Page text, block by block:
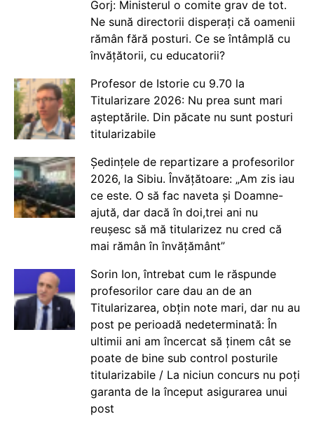
Gorj: Ministerul o comite grav de tot.
Ne sună directorii disperați că oamenii
rămân fără posturi. Ce se întâmplă cu
învățătorii, cu educatorii?
Profesor de Istorie cu 9.70 la
Titularizare 2026: Nu prea sunt mari
așteptările. Din păcate nu sunt posturi
titularizabile
Ședințele de repartizare a profesorilor
2026, la Sibiu. Învățătoare: „Am zis iau
ce este. O să fac naveta și Doamne-
ajută, dar dacă în doi,trei ani nu
reușesc să mă titularizez nu cred că
mai rămân în învățământ”
Sorin Ion, întrebat cum le răspunde
profesorilor care dau an de an
Titularizarea, obțin note mari, dar nu au
post pe perioadă nedeterminată: În
ultimii ani am încercat să ținem cât se
poate de bine sub control posturile
titularizabile / La niciun concurs nu poți
garanta de la început asigurarea unui
post